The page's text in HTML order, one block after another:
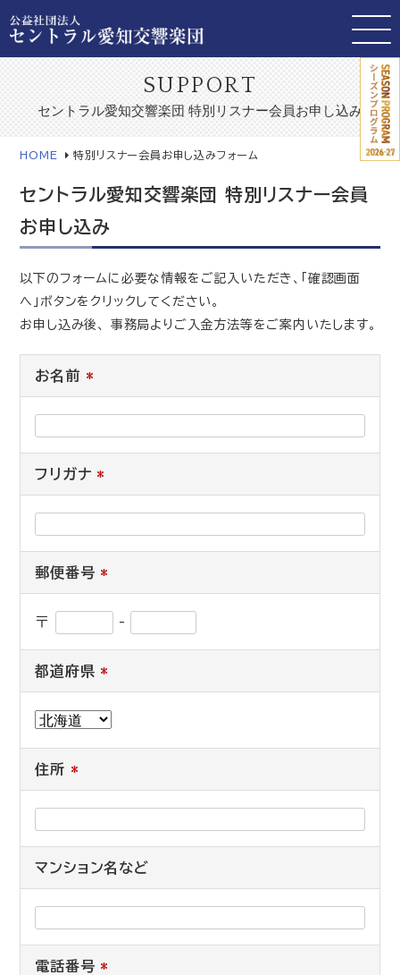
SUPPORT
セントラル愛知交響楽団 特別リスナー会員お申し込み
HOME 特別リスナー会員お申し込みフォーム
セントラル愛知交響楽団 特別リスナー会員
お申し込み
以下のフォームに必要な情報をご記入いただき、「確認画面
へ」ボタンをクリックしてください。
お申し込み後、 事務局よりご入金方法等をご案内いたします。
お名前 *
フリガナ *
郵便番号 *
〒 -
都道府県 *
住所 *
マンション名など
電話番号 *